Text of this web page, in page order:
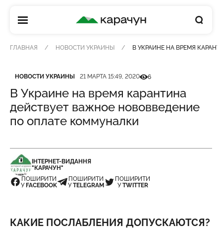
КАРАЧУН
ГЛАВНАЯ НОВОСТИ УКРАИНЫ В УКРАИНЕ НА ВРЕМЯ
Категория
НОВОСТИ УКРАИНЫ
Дата публикации 21 МАРТА 15:49, 2020Кількість переглядів
6
В Украине на время карантина
действует важное нововведение
по оплате коммуналки
ІНТЕРНЕТ-ВИДАННЯ
"КАРАЧУН"
ПОШИРИТИ
У FACEBOOK
ПОШИРИТИ
УTELEGRAM
ПОШИРИТИ
УTWITTER
КАКИЕ ПОСЛАБЛЕНИЯ ДОПУСКАЮТСЯ?